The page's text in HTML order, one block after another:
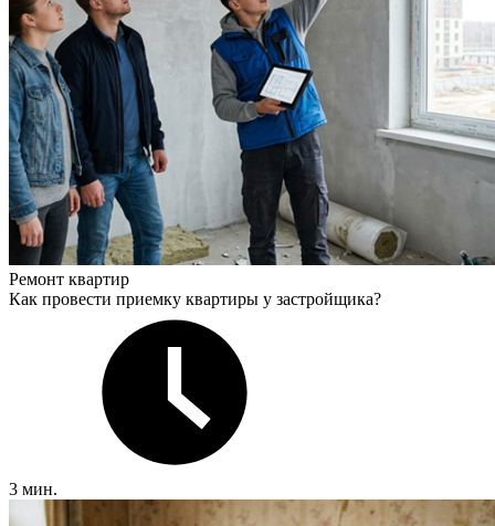
Ремонт квартир
Как провести приемку квартиры у застройщика?
3 мин.